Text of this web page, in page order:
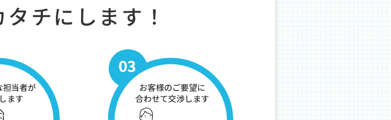
チにします！
担当者が
ます
お客様のご要望に
合わせて交渉します